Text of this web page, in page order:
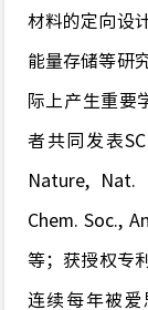
材料的定向设
能量存储等研
际上产生重要
者共同发表
Nature, Nat.
Chem. Soc.,
等；获授权专
连续每年被爱